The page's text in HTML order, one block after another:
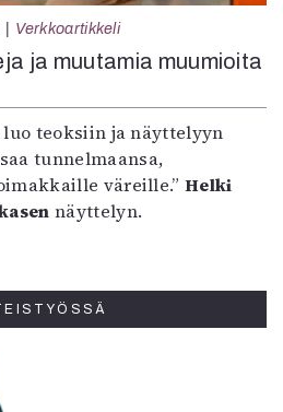
Verkkoartikkeli
ja muutamia muumioita
teoksiin ja näyttelyyn
tunnelmaansa,
väreille.”Helki
näyttelyn.